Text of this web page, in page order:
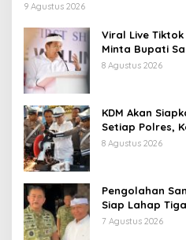
9 Agustus 2026
Viral Live Tiktok
Minta Bupati
Pemberhentian
8 Agustus 2026
KDM Akan
Setiap Polres,
Tertangkap
8 Agustus 2026
Pengolahan
Siap Lahap
Jawa Barat
7 Agustus 2026